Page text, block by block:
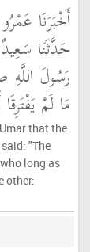
أَخْبَرَنَا
حَدَّثَنَا
رَسُولَ اللَّهِ
مَا لَمْ
that the
"The
long as
other: